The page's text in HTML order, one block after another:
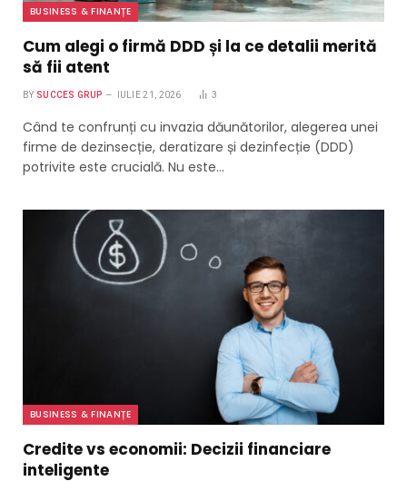
BUSINESS & FINANȚE
Cum alegi o firmă DDD și la ce detalii merită
să fii atent
BY SUCCES GRUP IULIE 21, 2026 3
Când te confrunți cu invazia dăunătorilor, alegerea unei
firme de dezinsecție, deratizare și dezinfecție (DDD)
potrivite este crucială. Nu este…
BUSINESS & FINANȚE
Credite vs economii: Decizii financiare
inteligente